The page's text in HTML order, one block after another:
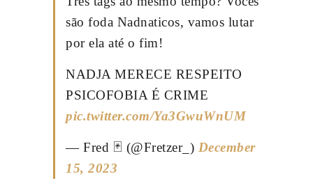
são foda Nadnaticos, vamos lutar
por ela até o fim!
NADJA MERECE RESPEITO
PSICOFOBIA É CRIME
pic.twitter.com/Ya3GwuWnUM
— Fred 🃏 (@Fretzer_) December
15, 2023